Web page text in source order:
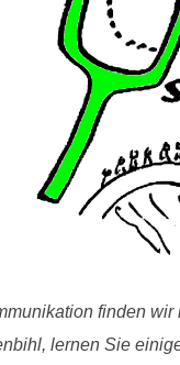
finden
lernen Sie